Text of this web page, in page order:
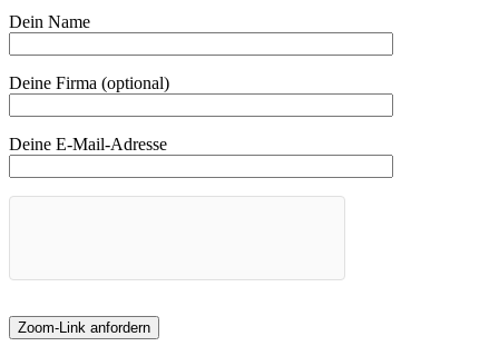
Dein Name
Deine Firma (optional)
Deine E-Mail-Adresse